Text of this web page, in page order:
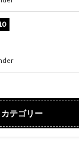
カテゴリー